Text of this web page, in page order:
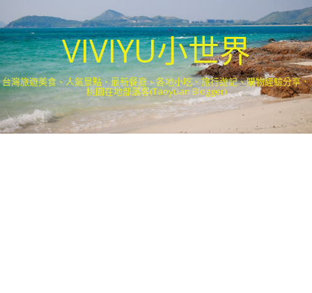
VIVIYU小世界
台灣旅遊美食、人氣景點、最新餐廳、各地小吃、旅行遊記、購物經驗分享．
桃園在地部落客(Taoyuan Blogger)